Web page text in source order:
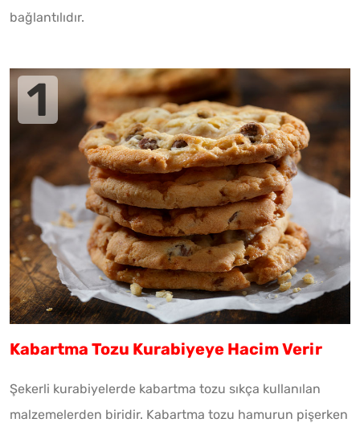
bağlantılıdır.
Kabartma Tozu Kurabiyeye Hacim Verir
Şekerli kurabiyelerde kabartma tozu sıkça kullanılan
malzemelerden biridir. Kabartma tozu hamurun pişerken